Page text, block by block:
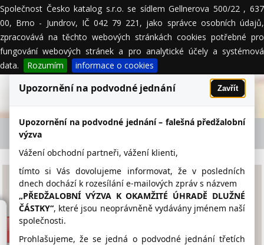
Společnost Česko katalog s.r.o. se sídlem Gellnerova 500/22 , 637
00, Brno - Jundrov, IČ 042 79 221, jako správce osobních údajů,
zpracovává na těchto webových stránkách cookies potřebné pro
fungování webových stránek a pro analytické účely a systémová
data.
Rozumím informace o cookies
MENU
AUTO ČERVENÝ s.r.o. - firemní detail
AUTO ČERVENÝ s.r.o.
centria.skoda-
585 313 627
Upozornění na podvodné jednání Zavřít
Upozornění na podvodné jednání – falešná předžalobní
výzva
Vážení obchodní partneři, vážení klienti,
tímto si Vás dovolujeme informovat, že v posledních
dnech dochází k rozesílání e-mailových zpráv s názvem
„PŘEDŽALOBNÍ VÝZVA K OKAMŽITÉ ÚHRADĚ DLUŽNÉ
ČÁSTKY“, které jsou neoprávněně vydávány jménem naší
společnosti.
Prohlašujeme, že se jedná o podvodné jednání třetích